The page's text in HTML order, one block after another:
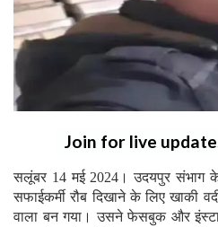
Join for live
सलूंबर 14 मई 2024। उदयपुर संभाग
सफाईकर्मी रौब दिखाने के लिए खाकी
वाला बन गया। उसने फेसबुक और